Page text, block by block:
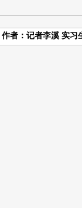
作者：记者李溪 实习